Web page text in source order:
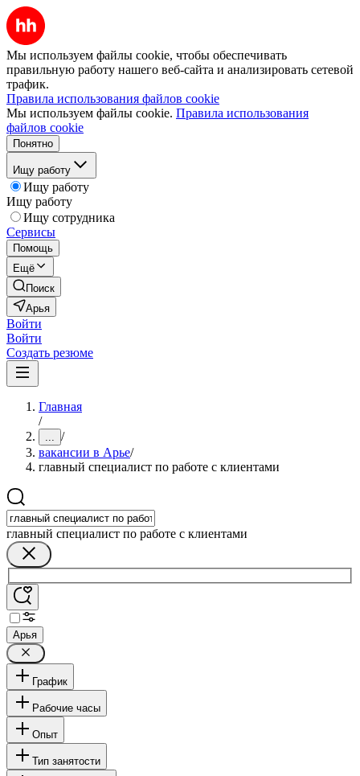
Мы используем файлы cookie, чтобы обеспечивать
правильную работу нашего веб-сайта и анализировать сетевой
трафик.
Правила использования файлов cookie
Мы используем файлы cookie. Правила использования
файлов cookie
Понятно
Ищу работу
Ищу работу
Ищу работу
Ищу сотрудника
Сервисы
Помощь
Ещё
Поиск
Арья
Войти
Войти
Создать резюме
Главная
/
... /
вакансии в Арье/
главный специалист по работе с клиентами
главный специалист по работе с клиентами
Арья
График
Рабочие часы
Опыт
Тип занятости